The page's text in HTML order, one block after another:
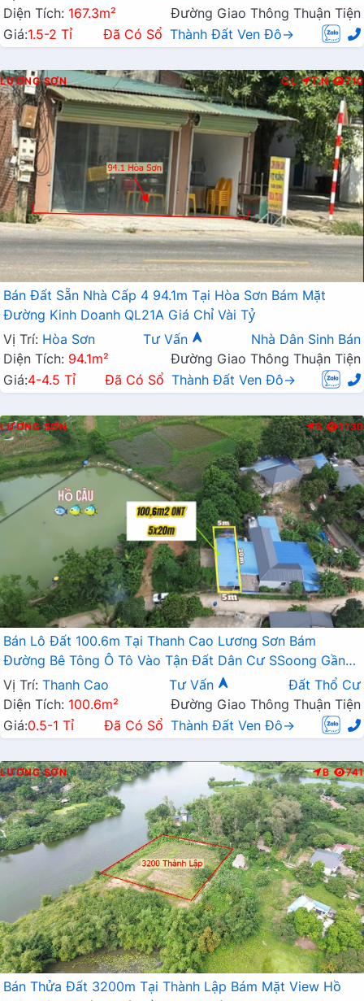
Diện Tích: 167.3m²
Đường Giao Thông Thuận Tiện
Giá:1.5-2 Tỉ Đã Có Sổ Thành Đất Ven Đô→
LƯƠNG SƠN Q.L T.N 710
Bán Đất Sẵn Nhà Cấp 4 94.1m Tại Hòa Sơn Bám Mặt
Đường Kinh Doanh QL21A Giá Chỉ Vài Tỷ
Vị Trí: Hòa Sơn Tư Vấn
Nhà Dân Sinh Bán
Diện Tích: 94.1m²
Đường Giao Thông Thuận Tiện
Giá:4-4.5 Tỉ Đã Có Sổ Thành Đất Ven Đô→
LƯƠNG SƠN B 1130
Bán Lô Đất 100.6m Tại Thanh Cao Lương Sơn Bám
Đường Bê Tông Ô Tô Vào Tận Đất Dân Cư SSoong Gần
Hồ Thoáng Mát Giá Đầu Tư
Vị Trí: Thanh Cao Tư Vấn
Đất Thổ Cư
Diện Tích: 100.6m²
Đường Giao Thông Thuận Tiện
Giá:0.5-1 Tỉ Đã Có Sổ Thành Đất Ven Đô→
LƯƠNG SƠN B 741
Bán Thửa Đất 3200m Tại Thành Lập Bám Mặt View Hồ